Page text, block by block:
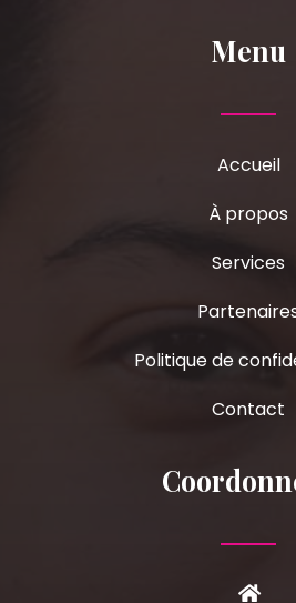
Menu
Accueil
À propos
Services
Politique de
Contact